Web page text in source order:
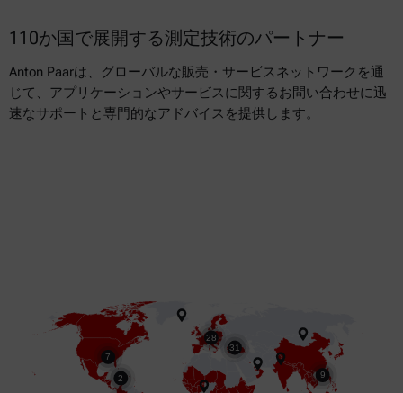
110か国で展開する測定技術のパートナー
Anton Paarは、グローバルな販売・サービスネットワークを通
じて、アプリケーションやサービスに関するお問い合わせに迅
速なサポートと専門的なアドバイスを提供します。